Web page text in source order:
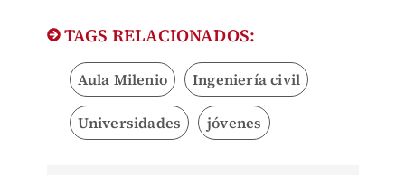
TAGS RELACIONADOS:
Aula Milenio Ingeniería civil
Universidades jóvenes